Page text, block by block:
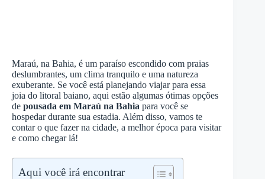
Maraú, na Bahia, é um paraíso escondido com praias
deslumbrantes, um clima tranquilo e uma natureza
exuberante. Se você está planejando viajar para essa
joia do litoral baiano, aqui estão algumas ótimas opções
de pousada em Maraú na Bahia para você se
hospedar durante sua estadia. Além disso, vamos te
contar o que fazer na cidade, a melhor época para visitar
e como chegar lá!
Aqui você irá encontrar